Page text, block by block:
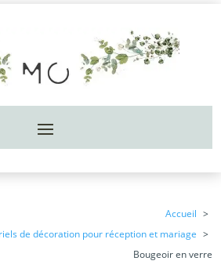
Accueil
de décoration pour réception et mariage
Bougeoir en verre